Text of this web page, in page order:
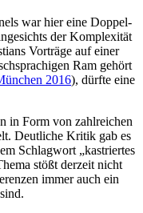
war hier eine Doppel-
der Komplexität
Vorträge auf einer
Ram gehört
2016), dürfte eine
in Form von zahlreichen
Deutliche Kritik gab es
Schlagwort „kastriertes
stößt derzeit nicht
immer auch ein